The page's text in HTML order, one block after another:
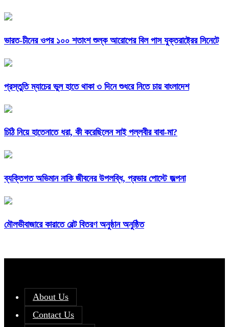
ভারত-চীনের ওপর ১০০ শতাংশ শুল্ক আরোপের বিল পাস যুক্তরাষ্ট্রের সিনেটে
প্রস্তুতি ম্যাচের ভুল হাতে থাকা ৩ দিনে শুধরে নিতে চায় বাংলাদেশ
চিঠি নিয়ে হাতেনাতে ধরা, কী করেছিলেন সাই পল্লবীর বাবা-মা?
ব্যক্তিগত অভিমান নাকি জীবনের উপলব্ধি, প্রভার পোস্টে জল্পনা
মৌলভীবাজারে কারাতে বেল্ট বিতরণ অনুষ্ঠান অনুষ্ঠিত
About Us
Contact Us